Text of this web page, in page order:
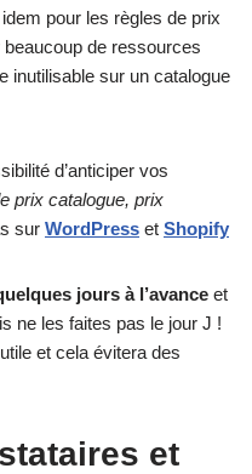
pour les règles de prix
de ressources
inutilisable sur un catalogue
d’anticiper vos
prix catalogue, prix
sur WordPress et Shopify
jours à l’avance et
ne les faites pas le jour J !
et cela évitera des
et